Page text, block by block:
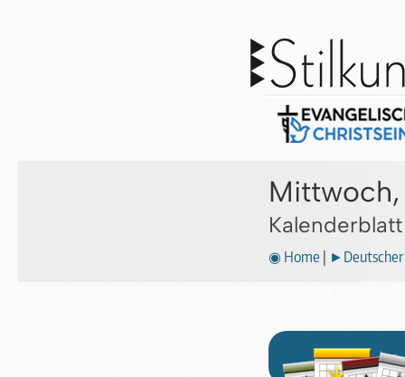
◉ Home ►Deutscher